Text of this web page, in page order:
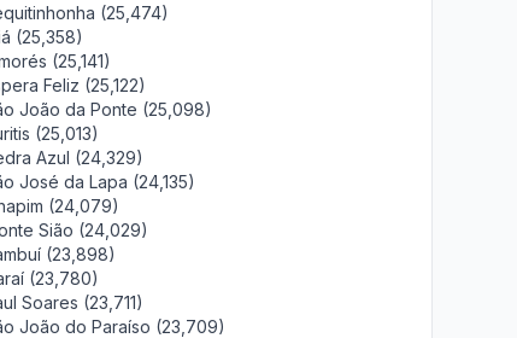
(25,474)
(25,358)
(25,141)
Feliz (25,122)
João da Ponte (25,098)
(25,013)
Azul (24,329)
José da Lapa (24,135)
(24,079)
Sião (24,029)
(23,898)
(23,780)
Soares (23,711)
João do Paraíso (23,709)